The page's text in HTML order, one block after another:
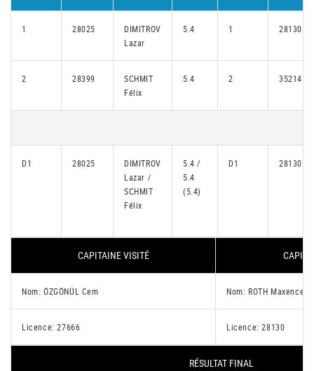
1 28025
DIMITROV
Lazar
5.4 1 28130
2 28399
SCHMIT
Félix
5.4 2 35214
D1 28025
DIMITROV
Lazar /
SCHMIT
Félix
5.4 /
5.4
(5.4)
D1 28130
CAPITAINE VISITÉ
Nom: ÖZGÖNÜL Cem Nom: ROTH Maxence
Licence: 27666 Licence: 28130
RÉSULTAT FINAL